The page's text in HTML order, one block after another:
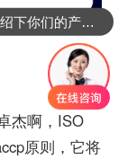
杰啊，ISO
原则，它将
可以介绍下你们的产品么？